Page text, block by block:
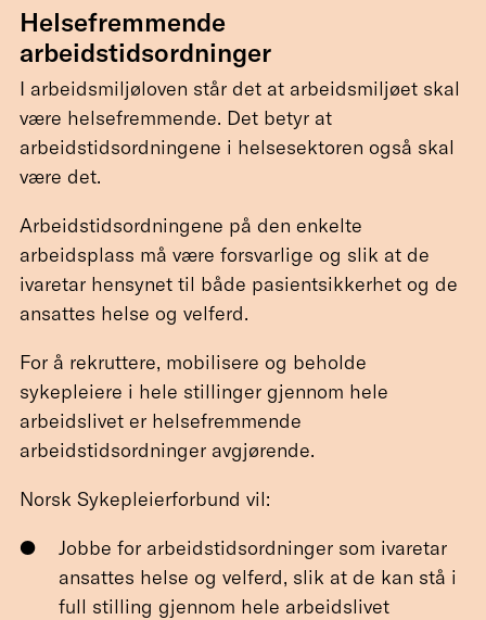
Helsefremmende
arbeidstidsordninger
I arbeidsmiljøloven står det at arbeidsmiljøet skal
være helsefremmende. Det betyr at
arbeidstidsordningene i helsesektoren også skal
være det.
Arbeidstidsordningene på den enkelte
arbeidsplass må være forsvarlige og slik at de
ivaretar hensynet til både pasientsikkerhet og de
ansattes helse og velferd.
For å rekruttere, mobilisere og beholde
sykepleiere i hele stillinger gjennom hele
arbeidslivet er helsefremmende
arbeidstidsordninger avgjørende.
Norsk Sykepleierforbund vil:
Jobbe for arbeidstidsordninger som ivaretar
ansattes helse og velferd, slik at de kan stå i
full stilling gjennom hele arbeidslivet